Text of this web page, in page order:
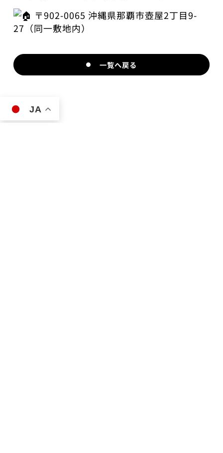
〒902-0065 沖縄県那覇市壺屋2丁目9-
27（同一敷地内）
一覧へ戻る
JA